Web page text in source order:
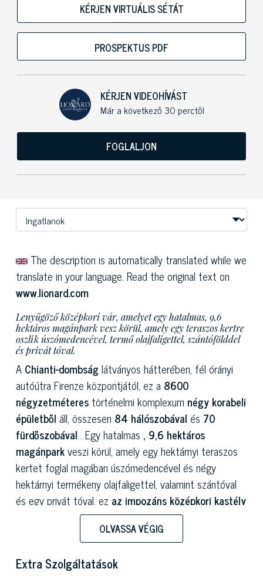
KÉRJEN VIRTUÁLIS SÉTÁT
PROSPEKTUS PDF
KÉRJEN VIDEOHÍVÁST
Már a következő 30 perctől
FOGLALJON
The description is automatically translated while we
translate in your language. Read the original text on
www.lionard.com
Lenyűgöző középkori vár, amelyet egy hatalmas, 9,6
hektáros magánpark vesz körül, amely egy teraszos kertre
oszlik úszómedencével, termő olajfaligettel, szántófölddel
és privát tóval.
A Chianti-dombság látványos hátterében, fél órányi
autóútra Firenze központjától, ez a 8600
négyzetméteres történelmi komplexum négy korabeli
épületből áll, összesen 84 hálószobával és 70
fürdőszobával . Egy hatalmas , 9,6 hektáros
magánparkveszi körül, amely egy hektárnyi teraszos
kertet foglal magában úszómedencével és négy
hektárnyi termékeny olajfaligettel, valamint szántóval
és egy privát tóval, ez az impozáns középkori kastély
Firenzétől nem messze áll. A Karoling-korban kezdődő
és a nemesi Acciaioli család által megszilárdított,
eredményeként az egész birtok nagyszerű
OLVASSA VÉGIG
Extra Szolgáltatások